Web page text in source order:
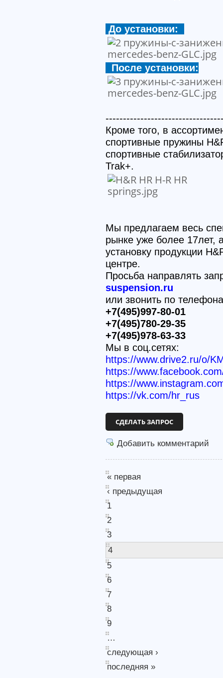
До установки:
После установки:
Кроме того, в
спортивные пружины
спортивные
Trak+.
Мы предлагаем весь
рынке уже более 17лет,
установку продукции
центре.
Просьба направлять
suspension.ru
или звонить по
+7(495)997-80-01
+7(495)780-29-35
+7(495)978-63-33
Мы в соц.сетях:
https://www.drive2.ru/o/
https://
https://
https://vk.com/hr_rus
СДЕЛАТЬ ЗАПРОС
Добавить комментарий
« первая
‹ предыдущая
1
2
3
4
5
6
7
8
9
…
следующая ›
последняя »